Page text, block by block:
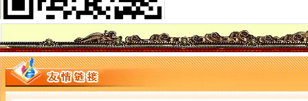
璧山县工商局代办一般纳税人以六种形式大力营造行评氛围
潼南县工商局怎么注册一般纳税人采取五项措施建立食品安全长效监管机制
市一般纳税人认定标准整顿和规范盐业市场秩序领导小组到涪陵区工商分局督
南岸区工商分局一般纳税人注册流程召开行风评议征求人大代表意见座谈会
渝北区工商分局一般纳税人公司注册积开展行评活动认真查找问题
潼南县工商局一般纳税人怎么交税举行个体户登记审查员核准员
北碚区工商分局怎么注册一般纳税人严厉击虚违法广告